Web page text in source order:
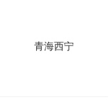
青海西宁